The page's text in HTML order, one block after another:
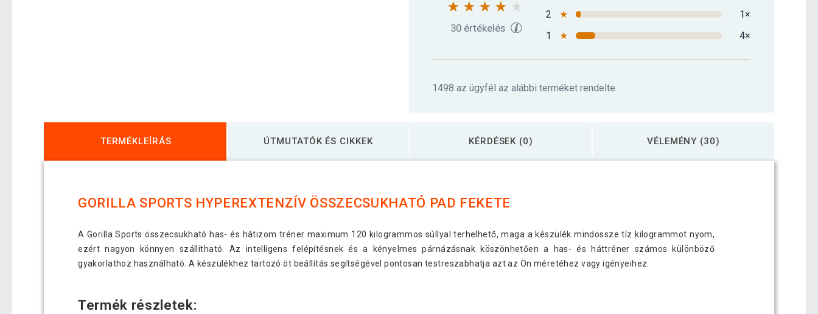
30 értékelés
2
★
1×
1
★ 4×
1498 az ügyfél az alábbi terméket rendelte
TERMÉKLEÍRÁS ÚTMUTATÓK ÉS CIKKEK KÉRDÉSEK (0) VÉLEMÉNY (30)
GORILLA SPORTS HYPEREXTENZÍV ÖSSZECSUKHATÓ PAD FEKETE
A Gorilla Sports összecsukható has- és hátizom tréner maximum 120 kilogrammos súllyal terhelhető, maga a készülék mindössze tíz kilogrammot nyom,
ezért nagyon könnyen szállítható. Az intelligens felépítésnek és a kényelmes párnázásnak köszönhetően a has- és háttréner számos különböző
gyakorlathoz használható. A készülékhez tartozó öt beállítás segítségével pontosan testreszabhatja azt az Ön méretéhez vagy igényeihez.
Termék részletek: